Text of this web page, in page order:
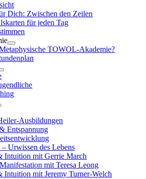
Dich: Zwischen den Zeilen
für jeden Tag
TOWOL-Akademie?
Ausbildungen
Entspannung
Urwissen des Lebens
Intuition mit Gerrie March
mit Teresa Leong
Intuition mit Jeremy Turner-Welch